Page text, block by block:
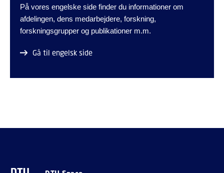
På vores engelske side finder du informationer om
afdelingen, dens medarbejdere, forskning,
forskningsgrupper og publikationer m.m.
Gå til engelsk side